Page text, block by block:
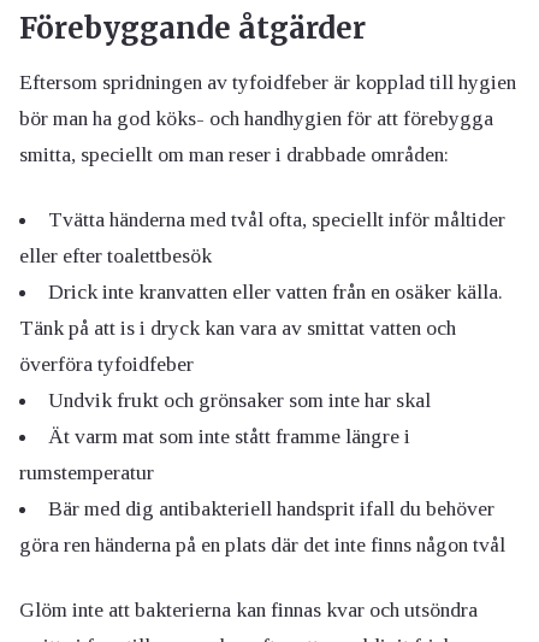
Förebyggande åtgärder
Eftersom spridningen av tyfoidfeber är kopplad till hygien
bör man ha god köks- och handhygien för att förebygga
smitta, speciellt om man reser i drabbade områden:
Tvätta händerna med tvål ofta, speciellt inför måltider
eller efter toalettbesök
Drick inte kranvatten eller vatten från en osäker källa.
Tänk på att is i dryck kan vara av smittat vatten och
överföra tyfoidfeber
Undvik frukt och grönsaker som inte har skal
Ät varm mat som inte stått framme längre i
rumstemperatur
Bär med dig antibakteriell handsprit ifall du behöver
göra ren händerna på en plats där det inte finns någon tvål
Glöm inte att bakterierna kan finnas kvar och utsöndra